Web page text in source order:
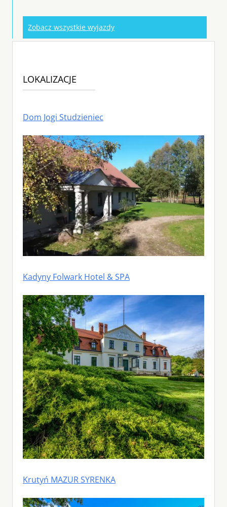
Zobacz wszystkie wyjazdy
LOKALIZACJE
Dom Jogi Studzieniec
Kadyny Folwark Hotel & SPA
Krutyń MAZUR SYRENKA